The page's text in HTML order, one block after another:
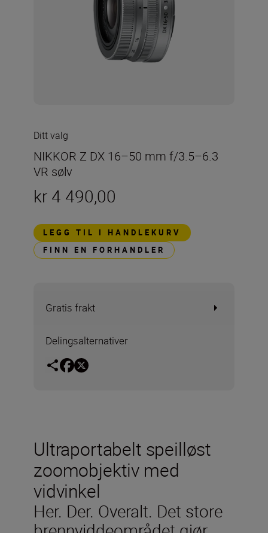
Ditt valg
NIKKOR Z DX 16–50 mm f/3.5–6.3
VR sølv
kr 4 490,00
LEGG TIL I HANDLEKURV
FINN EN FORHANDLER
Gratis frakt
Delingsalternativer
Ultraportabelt speilløst
zoomobjektiv med
vidvinkel
Her. Der. Overalt. Det store